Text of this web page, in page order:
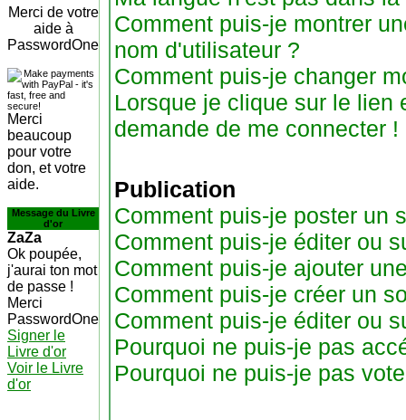
Merci de votre
aide à
PasswordOne
Merci
beaucoup
pour votre
don, et votre
aide.
Message du Livre
d'or
ZaZa
Ok poupée,
j'aurai ton mot
de passe !
Merci
PasswordOne
Signer le
Livre d'or
Voir le Livre
d'or
Comment puis-je montrer
nom d'utilisateur ?
Comment puis-je changer
Lorsque je clique sur le lien
demande de me connecter !
Publication
Comment puis-je poster un
Comment puis-je éditer ou
Comment puis-je ajouter
Comment puis-je créer un
Comment puis-je éditer ou
Pourquoi ne puis-je pas
Pourquoi ne puis-je pas